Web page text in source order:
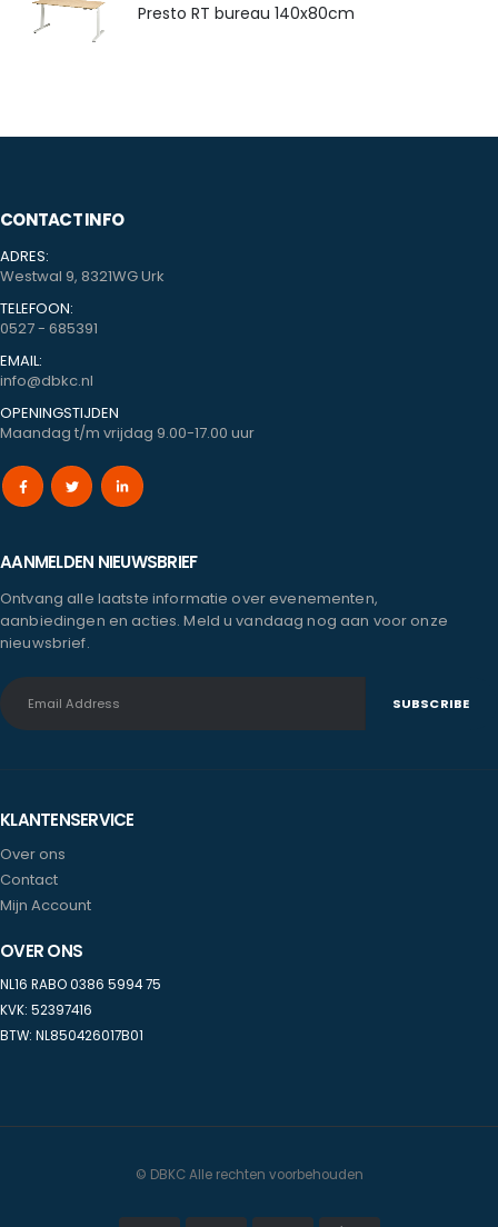
Presto RT bureau 140x80cm
CONTACT INFO
ADRES:
Westwal 9, 8321WG Urk
TELEFOON:
0527 - 685391
EMAIL:
info@dbkc.nl
OPENINGSTIJDEN
Maandag t/m vrijdag 9.00-17.00 uur
AANMELDEN NIEUWSBRIEF
Ontvang alle laatste informatie over evenementen,
aanbiedingen en acties. Meld u vandaag nog aan voor onze
nieuwsbrief.
KLANTENSERVICE
Over ons
Contact
Mijn Account
OVER ONS
NL16 RABO 0386 5994 75
KVK: 52397416
BTW: NL850426017B01
© DBKC Alle rechten voorbehouden